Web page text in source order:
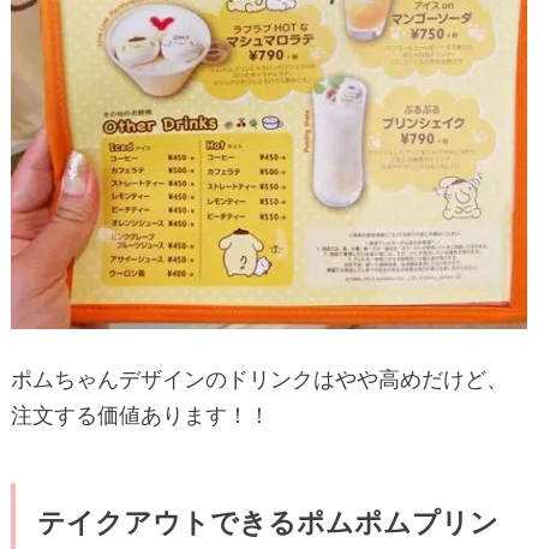
ポムちゃんデザインのドリンクはやや高めだけど、
注文する価値あります！！
テイクアウトできるポムポムプリン